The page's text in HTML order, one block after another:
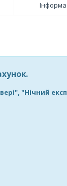
"Нічний